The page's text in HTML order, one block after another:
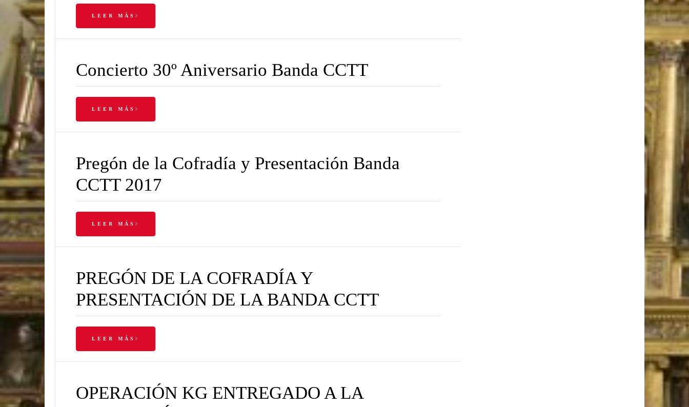
LEER MÁS
Concierto 30º Aniversario Banda CCTT
LEER MÁS
Pregón de la Cofradía y Presentación Banda
CCTT 2017
LEER MÁS
PREGÓN DE LA COFRADÍA Y
PRESENTACIÓN DE LA BANDA CCTT
LEER MÁS
OPERACIÓN KG ENTREGADO A LA